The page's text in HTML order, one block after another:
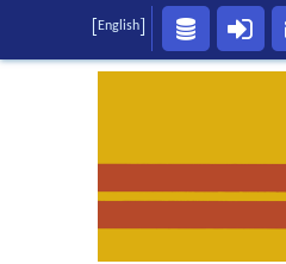
[English]